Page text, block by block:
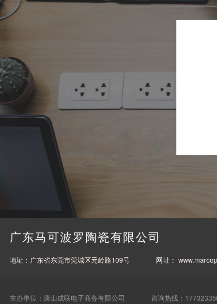
广东马可波罗陶瓷有限公司
地址：广东省东莞市莞城区元岭路109号 网址：
主办单位：唐山成联电子商务有限公司 咨询热线：